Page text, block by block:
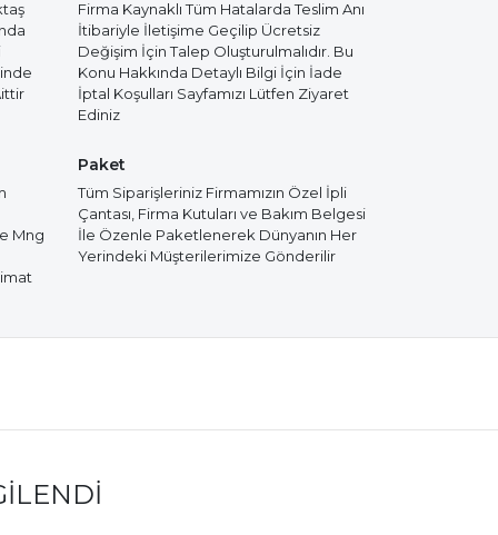
Firma Kaynaklı Tüm Hatalarda Teslim Anı
İtibariyle İletişime Geçilip Ücretsiz
Değişim İçin Talep Oluşturulmalıdır. Bu
Konu Hakkında Detaylı Bilgi İçin İade
İptal Koşulları Sayfamızı Lütfen Ziyaret
Ediniz
Mng
Paket
Tüm Siparişleriniz Firmamızın Özel İpli
Çantası, Firma Kutuları ve Bakım Belgesi
İle Özenle Paketlenerek Dünyanın Her
Yerindeki Müşterilerimize Gönderilir